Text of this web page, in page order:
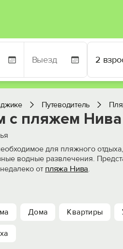
2
Путеводитель
с пляжем
для пляжного
водные развлечения.
от пляжа Нива.
Дома Квартиры